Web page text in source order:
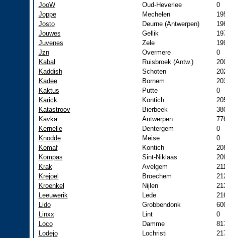
JooW
Oud-Heverlee
0
Joppe
Mechelen
Josto
Deurne (Antwerpen)
Jouwes
Gellik
Juvenes
Zele
Jzn
Overmere
0
Kabal
Ruisbroek (Antw.)
Kaddish
Schoten
Kadee
Bornem
Kaktus
Putte
0
Karick
Kontich
Katastroov
Bierbeek
Kavka
Antwerpen
Kernelle
Dentergem
0
Knodde
Meise
0
Komaf
Kontich
Kompas
Sint-Niklaas
Krak
Avelgem
Krejoel
Broechem
Kroenkel
Nijlen
Leeuwerik
Lede
Lido
Grobbendonk
Linxx
Lint
0
Loco
Damme
Lodejo
Lochristi